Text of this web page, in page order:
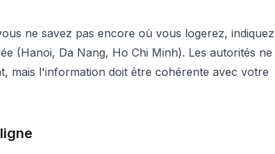
ne savez pas encore où vous logerez, indiquez
(Hanoi, Da Nang, Ho Chi Minh). Les autorités ne
mais l'information doit être cohérente avec votre